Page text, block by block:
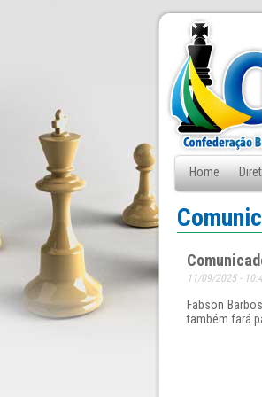
Home
Fale Conosco
11/09/2025 -
Fabson
também fará